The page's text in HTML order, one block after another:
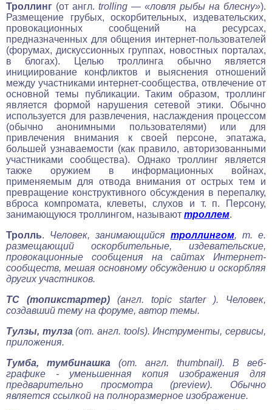
Троллинг (от англ. trolling — «ловля рыбы на блесну»).
Размещение грубых, оскорбительных, издевательских,
провокационных сообщений на ресурсах,
предназначенных для общения интернет-пользователей
(форумах, дискуссионных группах, новостных порталах,
в блогах). Целью троллинга обычно является
инициирование конфликтов и выяснения отношений
между участниками интернет-сообщества, отвлечение от
основной темы публикации. Таким образом, троллинг
является формой нарушения сетевой этики. Обычно
используется для развлечения, наслаждения процессом
(обычно анонимными пользователями) или для
привлечения внимания к своей персоне, эпатажа,
большей узнаваемости (как правило, авторизованными
участниками сообщества). Однако троллинг является
также оружием в информационных войнах,
применяемым для отвода внимания от острых тем и
превращение конструктивного обсуждения в перепалку,
вброса компромата, клеветы, слухов и т. п. Персону,
занимающуюся троллингом, называют троллем.
Тролль. Человек, занимающийся троллингом, т. е.
размещающий оскорбительные, издевательские,
провокационные сообщения на сайтах Интернет-
сообществ, мешая основному обсуждению и оскорбляя
других участников.
ТС (топикстартер) (англ. topic starter ). Человек,
создавший тему на форуме, автор темы.
Тулзы, тулза(от. англ. tools). Инструменты, сервисы,
приложения.
Тумба, тумбинашка (от. англ. thumbnail). В веб-
графике - уменьшенная копия изображения для
предварительно просмотра (preview). Обычно
является ссылкой на полноразмерное изображение.